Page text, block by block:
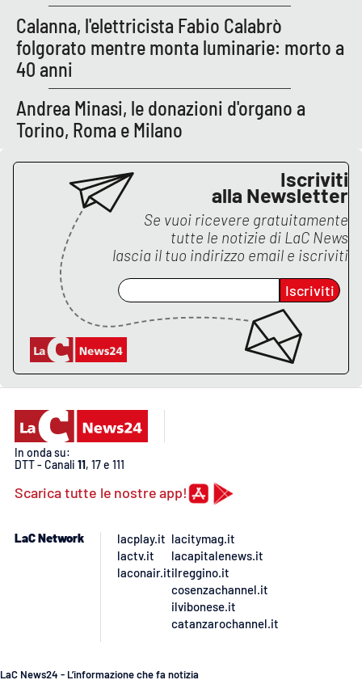
Calanna, l'elettricista Fabio Calabrò
folgorato mentre monta luminarie: morto a
40 anni
Andrea Minasi, le donazioni d'organo a
Torino, Roma e Milano
Iscriviti
alla Newsletter
Se vuoi ricevere gratuitamente
tutte le notizie di LaC News
lascia il tuo indirizzo email e iscriviti
Iscriviti
In onda su:
DTT - Canali 11, 17 e 111
Scarica tutte le nostre app!
LaC Network
lacplay.it
lactv.it
laconair.it
lacitymag.it
lacapitalenews.it
ilreggino.it
cosenzachannel.it
ilvibonese.it
catanzarochannel.it
LaC News24 - L’informazione che fa notizia